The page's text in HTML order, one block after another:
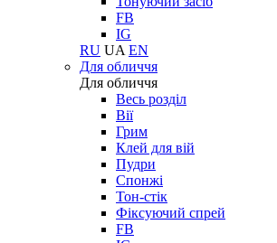
FB
IG
RU UA EN
Для обличчя
Для обличчя
Весь розділ
Вії
Грим
Клей для вій
Пудри
Спонжі
Тон-стік
Фіксуючий спрей
FB